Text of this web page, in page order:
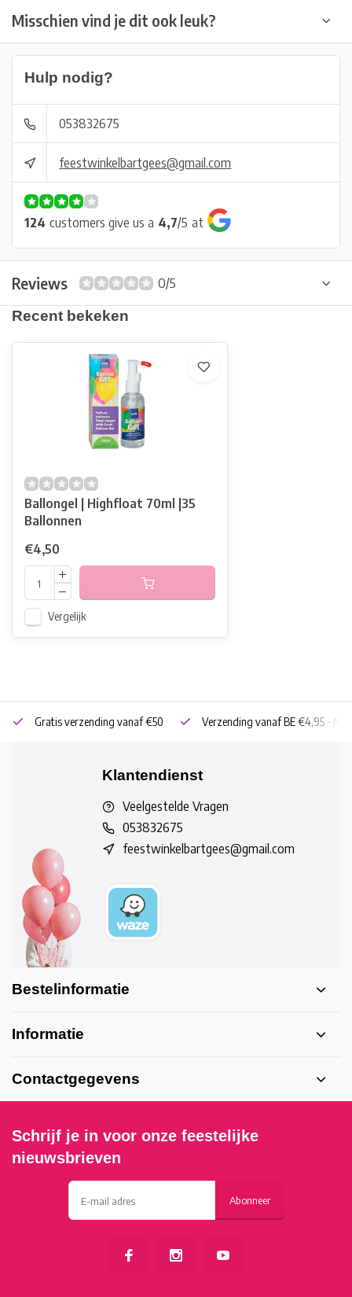
Misschien vind je dit ook leuk?
Hulp nodig?
053832675
feestwinkelbartgees@gmail.com
124 customers give us a 4,7/5 at
Reviews
0/5
Recent bekeken
Ballongel | Highfloat 70ml |35
Ballonnen
€4,50
Vergelijk
Gratis verzending vanaf €50 Verzending vanaf BE €4,95 - NL
Klantendienst
Veelgestelde Vragen
053832675
feestwinkelbartgees@gmail.com
Bestelinformatie
Informatie
Contactgegevens
Schrijf je in voor onze feestelijke
nieuwsbrieven
Abonneer